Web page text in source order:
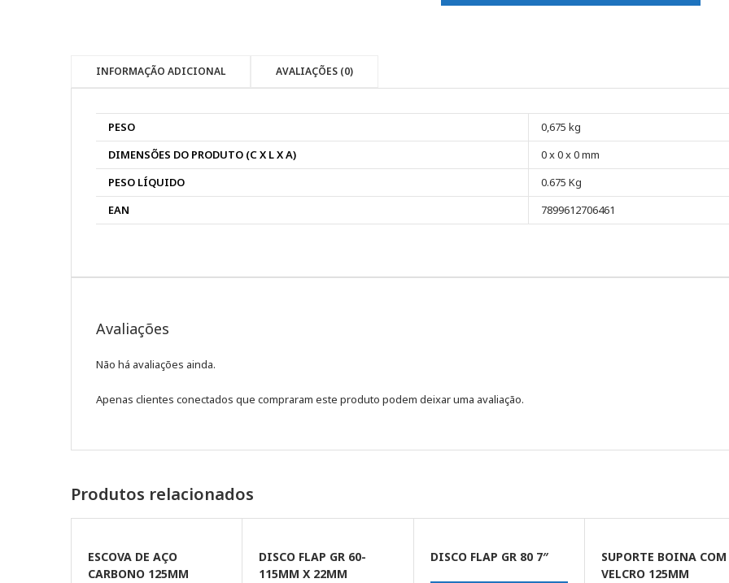
INFORMAÇÃO ADICIONAL AVALIAÇÕES (0)
PESO
0,675 kg
DIMENSÕES DO PRODUTO (C X L X A)
0 x 0 x 0 mm
PESO LÍQUIDO
0.675 Kg
EAN
7899612706461
Avaliações
Não há avaliações ainda.
Apenas clientes conectados que compraram este produto podem deixar uma avaliação.
Produtos relacionados
ESCOVA DE AÇO
CARBONO 125MM
DISCO FLAP GR 60-
115MM X 22MM
DISCO FLAP GR 80 7″
SUPORTE BOINA COM
VELCRO 125MM